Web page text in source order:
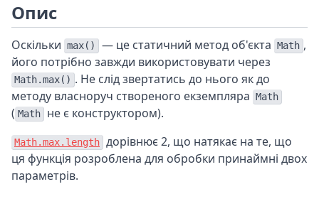
Опис
Оскільки max() — це статичний метод об'єкта Math ,
його потрібно завжди використовувати через
Math.max() . Не слід звертатись до нього як до
методу власноруч створеного екземпляра Math
( Math не є конструктором).
Math.max.length дорівнює 2, що натякає на те, що
ця функція розроблена для обробки принаймні двох
параметрів.